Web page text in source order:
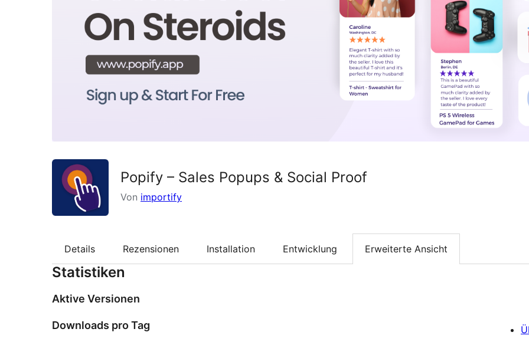
Popify – Sales Popups & Social Proof
Von importify
Details Rezensionen Installation Entwicklung Erweiterte Ansicht
Statistiken
Aktive Versionen
Downloads pro Tag